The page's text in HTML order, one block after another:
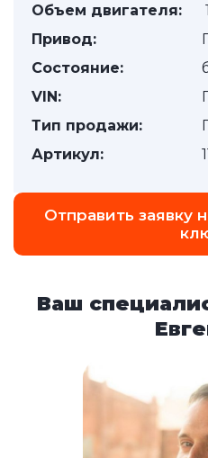
Объем двигателя:
Привод:
Состояние:
VIN:
Тип продажи:
Артикул:
Отправить заявку
Ваш